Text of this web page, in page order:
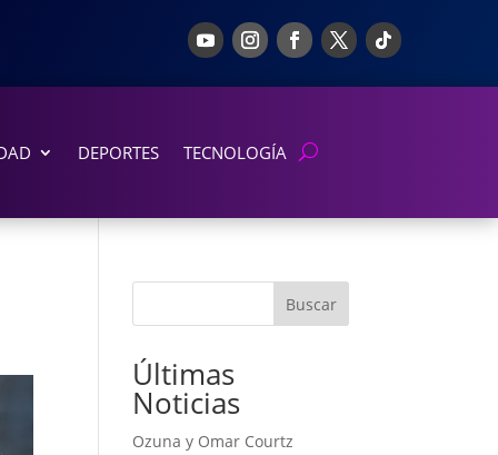
DEPORTES TECNOLOGÍA
Buscar
Últimas
Noticias
Ozuna y Omar Courtz